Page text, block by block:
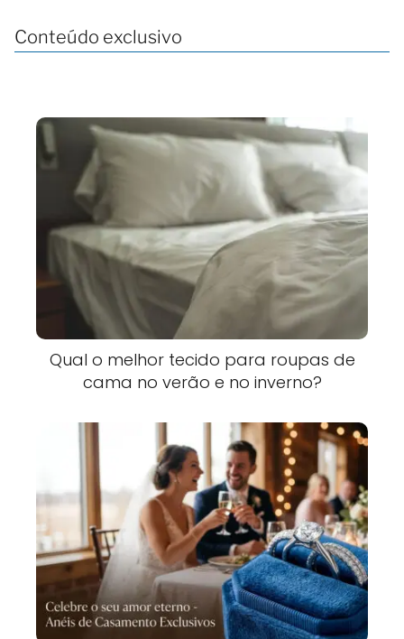
Conteúdo exclusivo
Qual o melhor tecido para roupas de
cama no verão e no inverno?